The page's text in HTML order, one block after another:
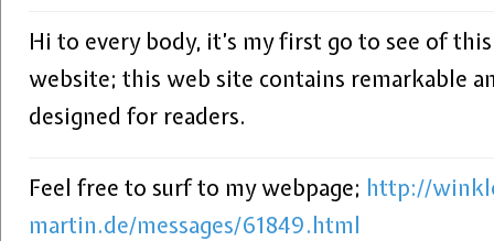
Hi to every body, it’s my first go to see of this
website; this web site contains remarkable
designed for readers.
Feel free to surf to my webpage; http://
martin.de/messages/61849.html